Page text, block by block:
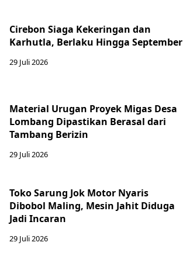
Cirebon Siaga Kekeringan dan
Karhutla, Berlaku Hingga September
29 Juli 2026
Material Urugan Proyek Migas Desa
Lombang Dipastikan Berasal dari
Tambang Berizin
29 Juli 2026
Toko Sarung Jok Motor Nyaris
Dibobol Maling, Mesin Jahit Diduga
Jadi Incaran
29 Juli 2026